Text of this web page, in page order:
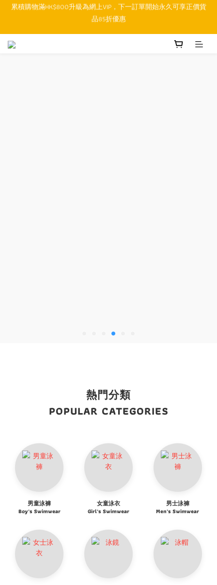
順豐香港SFHK APP取件通知功能將取代SMS短訊
順豐香港SFHK APP取件通知功能將取代SMS短訊
熱門分類
POPULAR CATEGORIES
男童泳褲
Boy's Swimwear
女童泳衣
Girl's Swimwear
男士泳褲
Men's Swimwear